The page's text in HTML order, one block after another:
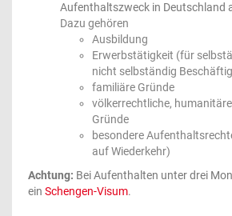
Aufenthaltszweck in Deutschland
Dazu gehören
Ausbildung
Erwerbstätigkeit (für
nicht selbständig
familiäre Gründe
völkerrechtliche,
Gründe
besondere
auf Wiederkehr)
Achtung: Bei Aufenthalten unter drei
ein Schengen-Visum.